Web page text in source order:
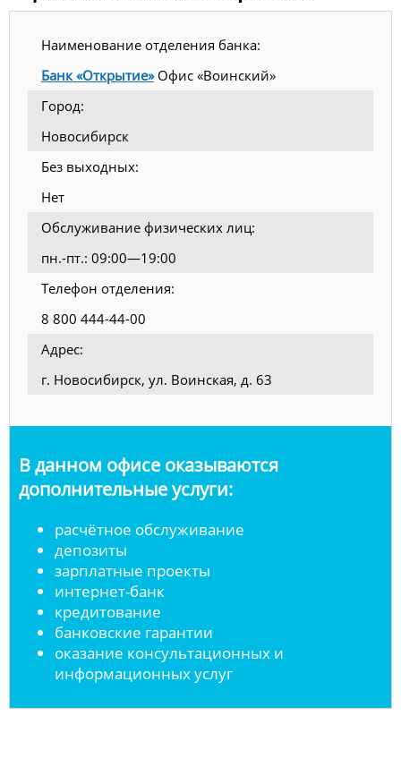
Наименование отделения банка:
Банк «Открытие»Офис «Воинский»
Город:
Новосибирск
Без выходных:
Нет
Обслуживание физических лиц:
пн.-пт.: 09:00—19:00
Телефон отделения:
8 800 444-44-00
Адрес:
г. Новосибирск, ул. Воинская, д. 63
В данном офисе оказываются
дополнительные услуги:
расчётное обслуживание
депозиты
зарплатные проекты
интернет-банк
кредитование
банковские гарантии
оказание консультационных и
информационных услуг